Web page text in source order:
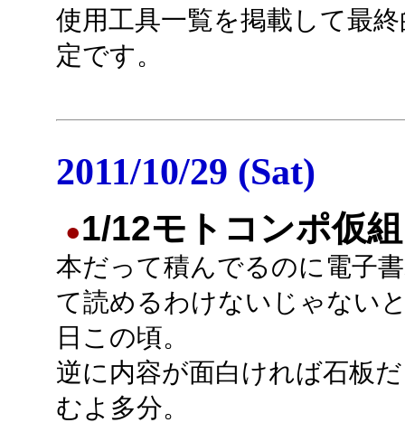
使用工具一覧を掲載して最
定です。
2011/10/29 (Sat)
●1/12モトコンポ仮組
本だって積んでるのに電子
て読めるわけないじゃない
日この頃。
逆に内容が面白ければ石板
むよ多分。